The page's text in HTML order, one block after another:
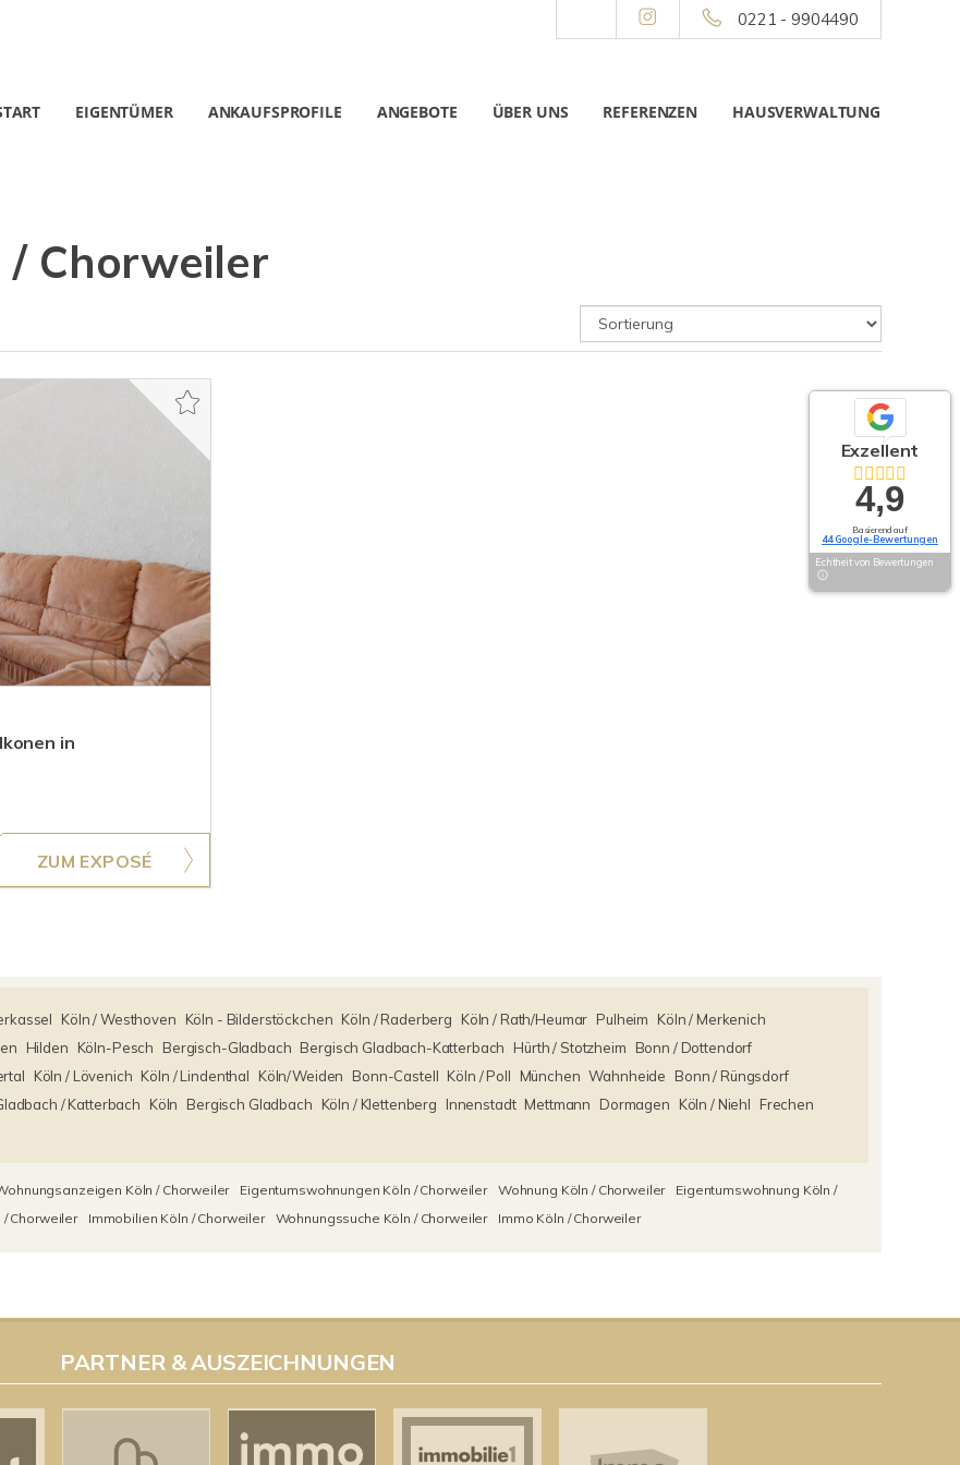
0221 - 9904490
EIGENTÜMER ANKAUFSPROFILE ANGEBOTE ÜBER UNS REFERENZEN HAUSVERWALTUNG
Chorweiler
in
ZUM EXPOSÉ
Köln / Westhoven Köln - Bilderstöckchen Köln / Raderberg Köln / Rath/Heumar Pulheim
Köln / Merkenich
Hilden Köln-Pesch Bergisch-Gladbach Bergisch Gladbach-Katterbach Hürth / Stotzheim
Bonn / Dottendorf
Köln / Lövenich Köln / Lindenthal Köln/Weiden Bonn-Castell Köln / Poll München Wahnheide
Bonn / Rüngsdorf
/ Katterbach Köln Bergisch Gladbach Köln / Klettenberg Innenstadt Mettmann Dormagen Köln / Niehl
Frechen
Köln / Chorweiler Eigentumswohnungen Köln / Chorweiler Wohnung Köln / Chorweiler
Eigentumswohnung Köln /
/ Chorweiler Immobilien Köln / Chorweiler Wohnungssuche Köln / Chorweiler Immo Köln / Chorweiler
Exzellent
4,9
Basierend auf
44 Google-Bewertungen
Echtheit von Bewertungen
PARTNER & AUSZEICHNUNGEN